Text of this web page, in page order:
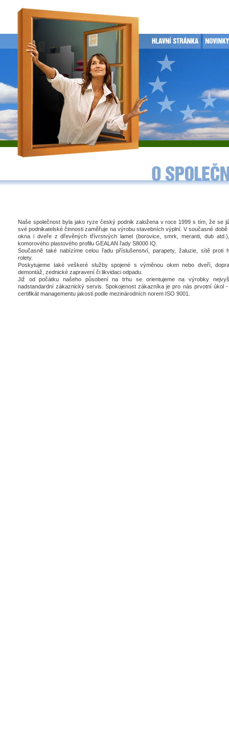
Naše společnost byla jako ryze český podnik založena v roce 1999 s tím, že se
své podnikatelské činnosti zaměřuje na výrobu stavebních výplní. V současné
okna i dveře z dřevěných třívrstvých lamel (borovice, smrk, meranti, dub
komorového plastového profilu GEALAN řady S8000 IQ.
Současně také nabízíme celou řadu příslušenství, parapety, žaluzie, sítě proti
rolety.
Poskytujeme také veškeré služby spojené s výměnou oken nebo dveří,
demontáž, zednické zapravení či likvidaci odpadu.
Již od počátku našeho působení na trhu se orientujeme na výrobky
nadstandardní zákaznický servis. Spokojenost zákazníka je pro nás prvotní úkol
certifikát managementu jakosti podle mezinárodních norem ISO 9001.